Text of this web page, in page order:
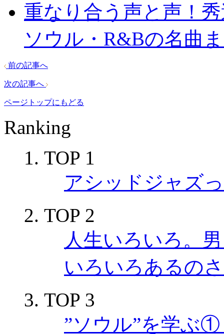
重なり合う声と声！
ソウル・R&Bの名曲
前の記事へ
次の記事へ
ページトップにもどる
Ranking
TOP 1
アシッドジャズ
TOP 2
人生いろいろ。
いろいろあるの
TOP 3
”ソウル”を学ぶ